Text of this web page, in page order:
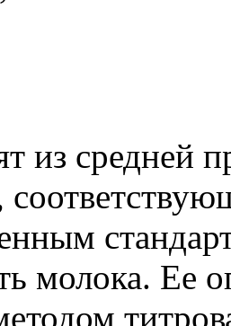
из средней
молока. Ее